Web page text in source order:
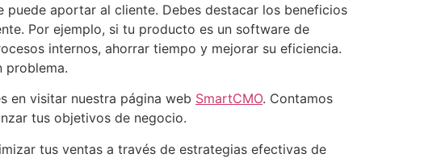
aportar al cliente. Debes destacar los beneficios
Por ejemplo, si tu producto es un software de
internos, ahorrar tiempo y mejorar su eficiencia.
problema.
en visitar nuestra página web SmartCMO. Contamos
tus objetivos de negocio.
tus ventas a través de estrategias efectivas de